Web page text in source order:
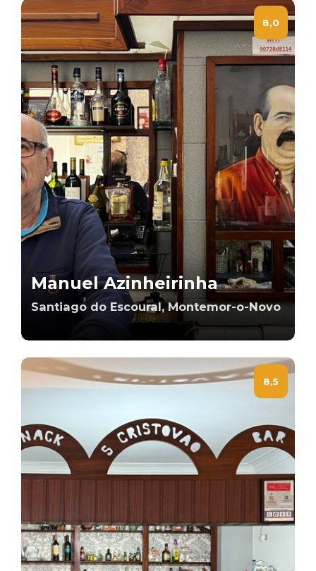
8,0
Manuel Azinheirinha
Santiago do Escoural, Montemor-o-Novo
8,5